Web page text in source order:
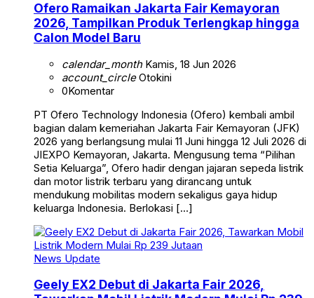
Ofero Ramaikan Jakarta Fair Kemayoran
2026, Tampilkan Produk Terlengkap hingga
Calon Model Baru
calendar_monthKamis, 18 Jun 2026
account_circleOtokini
0Komentar
PT Ofero Technology Indonesia (Ofero) kembali ambil
bagian dalam kemeriahan Jakarta Fair Kemayoran (JFK)
2026 yang berlangsung mulai 11 Juni hingga 12 Juli 2026 di
JIEXPO Kemayoran, Jakarta. Mengusung tema “Pilihan
Setia Keluarga”, Ofero hadir dengan jajaran sepeda listrik
dan motor listrik terbaru yang dirancang untuk
mendukung mobilitas modern sekaligus gaya hidup
keluarga Indonesia. Berlokasi […]
News Update
Geely EX2 Debut di Jakarta Fair 2026,